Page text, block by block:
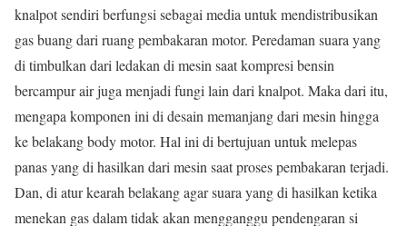
knalpot sendiri berfungsi sebagai media untuk mendistribusikan
gas buang dari ruang pembakaran motor. Peredaman suara yang
di timbulkan dari ledakan di mesin saat kompresi bensin
bercampur air juga menjadi fungi lain dari knalpot. Maka dari itu,
mengapa komponen ini di desain memanjang dari mesin hingga
ke belakang body motor. Hal ini di bertujuan untuk melepas
panas yang di hasilkan dari mesin saat proses pembakaran terjadi.
Dan, di atur kearah belakang agar suara yang di hasilkan ketika
menekan gas dalam tidak akan mengganggu pendengaran si